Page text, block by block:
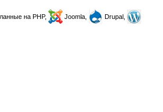
на PHP, Joomla,
Drupal,